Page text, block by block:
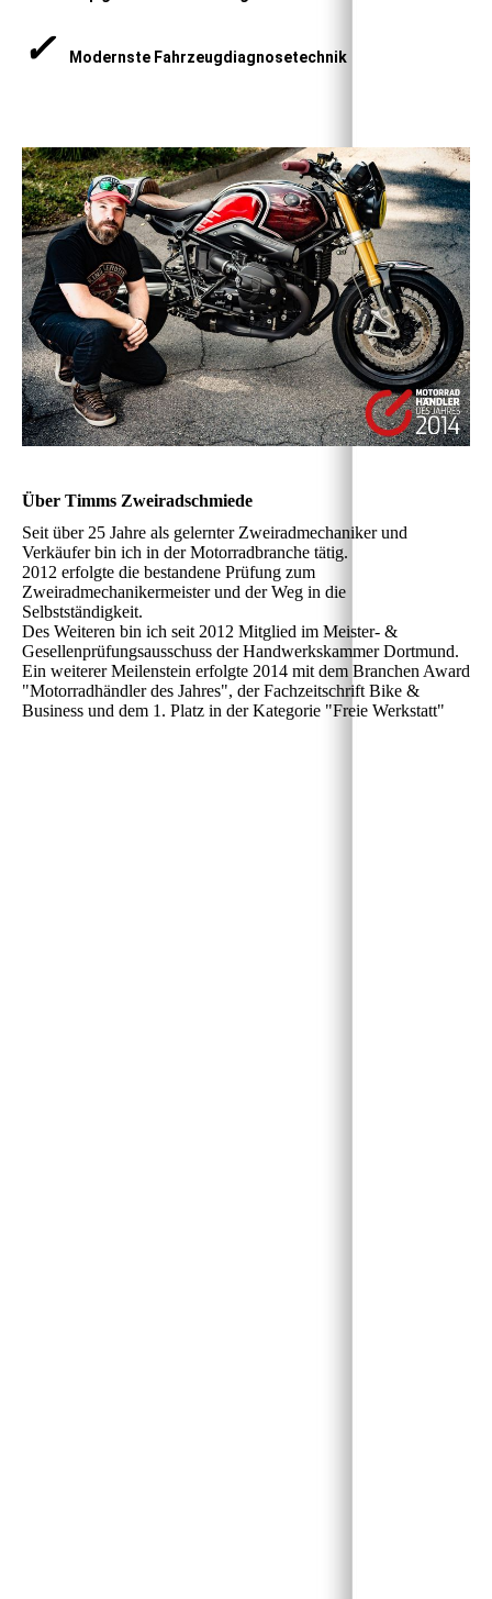
✓ Modernste Fahrzeugdiagnosetechnik
Über Timms Zweiradschmiede
Seit über 25 Jahre als gelernter Zweiradmechaniker und
Verkäufer bin ich in der Motorradbranche tätig.
2012 erfolgte die bestandene Prüfung zum
Zweiradmechanikermeister und der Weg in die
Selbstständigkeit.
Des Weiteren bin ich seit 2012 Mitglied im Meister- &
Gesellenprüfungsausschuss der Handwerkskammer Dortmund.
Ein weiterer Meilenstein erfolgte 2014 mit dem Branchen Award
"Motorradhändler des Jahres", der Fachzeitschrift Bike &
Business und dem 1. Platz in der Kategorie "Freie Werkstatt"